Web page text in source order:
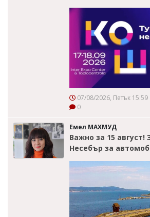
07/08/2026, Петък 15:59
0
Емел МАХМУД
Важно за 15 август!
Несебър за